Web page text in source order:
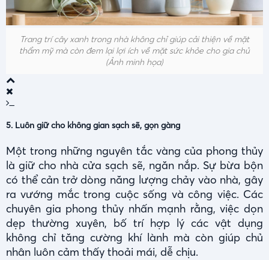
Trang trí cây xanh trong nhà không chỉ giúp cải thiện về mặt
thẩm mỹ mà còn đem lại lợi ích về mặt sức khỏe cho gia chủ
(Ảnh minh họa)
5. Luôn giữ cho không gian sạch sẽ, gọn gàng
Một trong những nguyên tắc vàng của phong thủy
là giữ cho nhà cửa sạch sẽ, ngăn nắp. Sự bừa bộn
có thể cản trở dòng năng lượng chảy vào nhà, gây
ra vướng mắc trong cuộc sống và công việc. Các
chuyên gia phong thủy nhấn mạnh rằng, việc dọn
dẹp thường xuyên, bố trí hợp lý các vật dụng
không chỉ tăng cường khí lành mà còn giúp chủ
nhân luôn cảm thấy thoải mái, dễ chịu.